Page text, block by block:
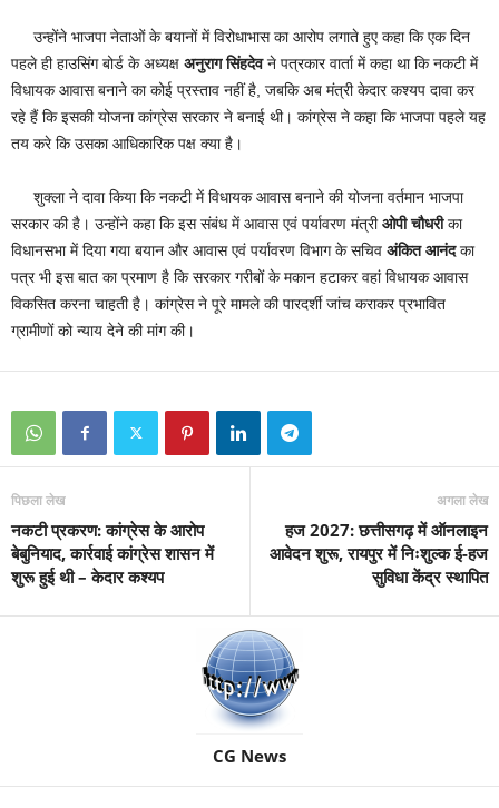
उन्होंने भाजपा नेताओं के बयानों में विरोधाभास का आरोप लगाते हुए कहा कि एक दिन
पहले ही हाउसिंग बोर्ड के अध्यक्ष अनुराग सिंहदेवने पत्रकार वार्ता में कहा था कि नकटी में
विधायक आवास बनाने का कोई प्रस्ताव नहीं है, जबकि अब मंत्री केदार कश्यप दावा कर
रहे हैं कि इसकी योजना कांग्रेस सरकार ने बनाई थी। कांग्रेस ने कहा कि भाजपा पहले यह
तय करे कि उसका आधिकारिक पक्ष क्या है।
शुक्ला ने दावा किया कि नकटी में विधायक आवास बनाने की योजना वर्तमान भाजपा
सरकार की है। उन्होंने कहा कि इस संबंध में आवास एवं पर्यावरण मंत्रीओपी चौधरीका
विधानसभा में दिया गया बयान और आवास एवं पर्यावरण विभाग के सचिव अंकित आनंदका
पत्र भी इस बात का प्रमाण है कि सरकार गरीबों के मकान हटाकर वहां विधायक आवास
विकसित करना चाहती है। कांग्रेस ने पूरे मामले की पारदर्शी जांच कराकर प्रभावित
ग्रामीणों को न्याय देने की मांग की।
पिछला लेख
नकटी प्रकरण: कांग्रेस के आरोप
बेबुनियाद, कार्रवाई कांग्रेस शासन में
शुरू हुई थी – केदार कश्यप
अगला लेख
हज 2027: छत्तीसगढ़ में ऑनलाइन
आवेदन शुरू, रायपुर में निःशुल्क ई-हज
सुविधा केंद्र स्थापित
CG News